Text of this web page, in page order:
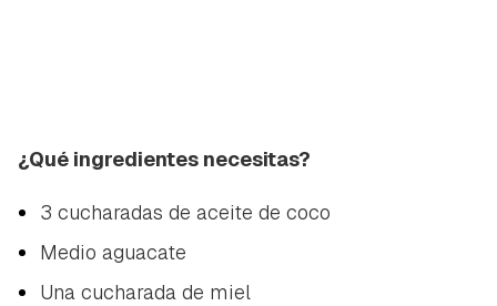
¿Qué ingredientes necesitas?
3 cucharadas de aceite de coco
Medio aguacate
Una cucharada de miel